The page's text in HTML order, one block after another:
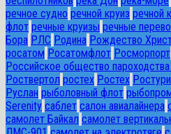
речное судно речной круиз речной
флот речные круизы речные
Бора РЛС Родина Рождество
росатом Росатомфлот Росморпорт
Российское общество пароходства
Роствертол ростех Ростех
Руслан рыболовный флот
Serenity саблет салон авиалайнера
самолет Байкал самолет